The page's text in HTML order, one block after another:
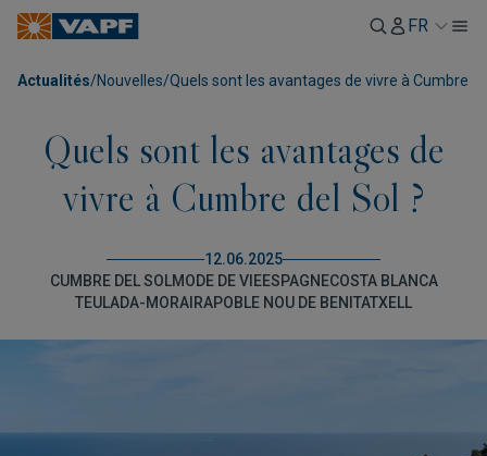
FR
Actualités/Nouvelles/Quels sont les avantages de vivre à Cumbre
Quels sont les avantages de
vivre à Cumbre del Sol ?
12.06.2025
CUMBRE DEL SOLMODE DE VIEESPAGNECOSTA BLANCA
TEULADA-MORAIRAPOBLE NOU DE BENITATXELL